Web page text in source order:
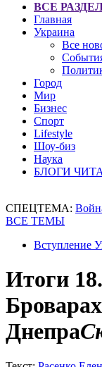
ВСЕ
Главная
Украина
Все
Город
Мир
Бизнес
Спорт
Lifestyle
Шоу-биз
Наука
БЛОГИ
СПЕЦТЕМА:
ВСЕ ТЕМЫ
Вступление
Итоги
Днепра